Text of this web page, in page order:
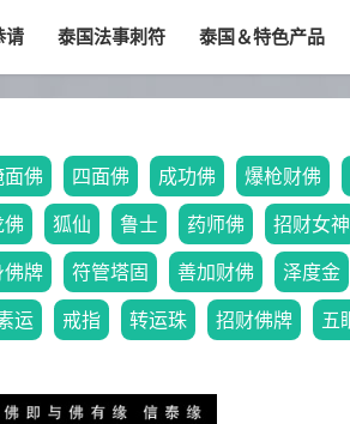
请 泰国法事刺符 泰国＆特色产品
面佛 四面佛 成功佛 爆枪财佛
佛 狐仙 鲁士 药师佛 招财女神
佛牌 符管塔固 善加财佛 泽度金
运 戒指 转运珠 招财佛牌 五